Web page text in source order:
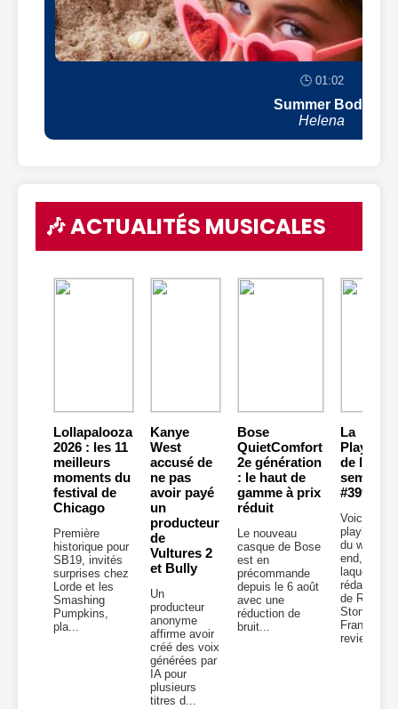
🕒 01:02
Summer Body
Helena
🎶 ACTUALITÉS MUSICALES
Lollapalooza
2026 : les 11
meilleurs
moments du
festival de
Chicago
Première
historique pour
SB19, invités
surprises chez
Lorde et les
Smashing
Pumpkins,
pla...
Kanye
West
accusé de
ne pas
avoir payé
un
producteur
de
Vultures 2
et Bully
Un
producteur
anonyme
affirme avoir
créé des voix
générées par
IA pour
plusieurs
titres d...
Bose
QuietComfort
2e génération
: le haut de
gamme à prix
réduit
Le nouveau
casque de Bose
est en
précommande
depuis le 6 août
avec une
réduction de
bruit...
La
Playlist
de la
semaine
#399
Voici la
playlist
du week-
end, dans
laquelle la
rédaction
de Rolling
Stone
France
revient...